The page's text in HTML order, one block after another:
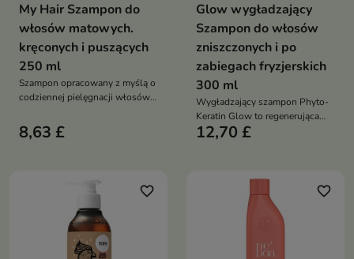
My Hair Szampon do
włosów matowych.
kręconych i puszących
250 ml
Szampon opracowany z myślą o
codziennej pielęgnacji włosów
nawilżenia.
8,63 £
Glow wygładzający
Szampon do włosów
zniszczonych i po
zabiegach fryzjerskich
300 ml
Wygładzający szampon Phyto-
Keratin Glow to regenerująca
pielęgnacja, która delikatnie
12,70 £
favorite_border favorite_border